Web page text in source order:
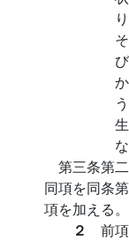
第三条第
同項を同条
項を加える。
２ 前